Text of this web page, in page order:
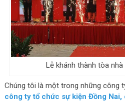
Lễ khánh thành tòa nhà
Chúng tôi là một trong những công
công ty tổ chức sự kiện Đồng Nai,